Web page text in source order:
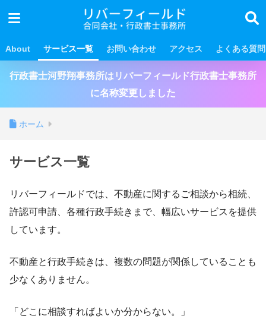
About サービス一覧 お問い合わせ アクセス よくある質問
行政書士河野翔事務所はリバーフィールド行政書士事務所
に名称変更しました
ホーム
サービス一覧
リバーフィールドでは、不動産に関するご相談から相続、
許認可申請、各種行政手続きまで、幅広いサービスを提供
しています。
不動産と行政手続きは、複数の問題が関係していることも
少なくありません。
「どこに相談すればよいか分からない。」